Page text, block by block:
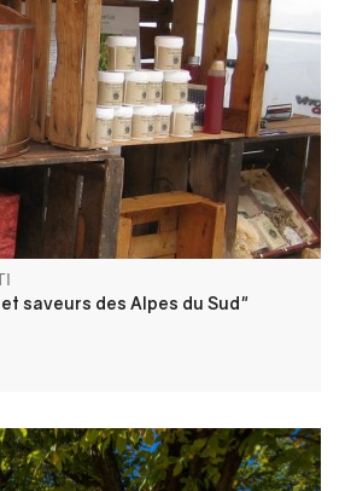
eventi che vedono protagonisti
certificati, con prodotti provenienti
aziende agricole o dai loro
di Alta Provenza o nelle Hautes Alpes.
saveurs des Alpes du Sud"
: visite d'une châtaigneraie et